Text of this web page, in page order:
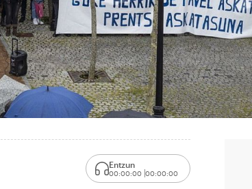
Entzun
00:00:00 00:00:00